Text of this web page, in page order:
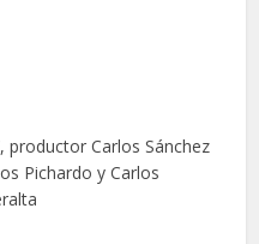
productor Carlos Sánchez
Pichardo y Carlos